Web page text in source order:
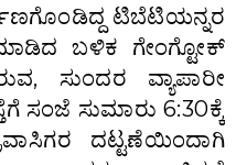
ಟಿಬೆಟಿಯನ್ನರ
ಮಾಡಿದ ಬಳಿಕ ಗೇಂಗ್ಟೋಕ್
ಸುಂದರ ವ್ಯಾಪಾರೀ
ಸಂಜೆ ಸುಮಾರು 6:30ಕ್ಕೆ
ದಟ್ಟಣೆಯಿಂದಾಗಿ